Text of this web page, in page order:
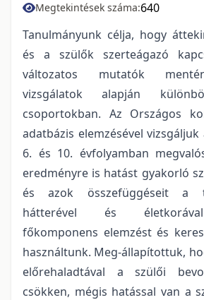
Megtekintések száma:640
Tanulmányunk célja, hogy
és a szülők szerteágazó
változatos mutatók
vizsgálatok alapján
csoportokban. Az Országos
adatbázis elemzésével
6. és 10. évfolyamban
eredményre is hatást gyakorló
és azok összefüggéseit a
hátterével és
főkomponens elemzést és
használtunk. Meg-állapítottuk,
előrehaladtával a szülői
csökken, mégis hatással van a